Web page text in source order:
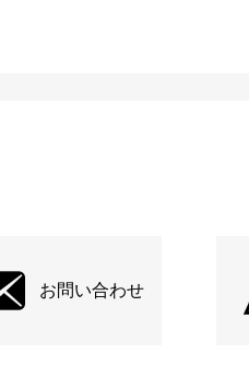
お問い合わせ